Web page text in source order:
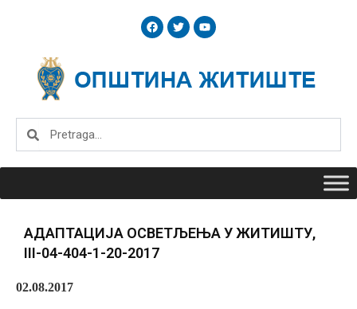
F
a
c
o
o
T
w
i
e
r
Y
o
u
b
e
Search
АДАПТАЦИЈА ОСВЕТЉЕЊА У ЖИТИШТУ,
III-04-404-1-20-2017
02.08.2017